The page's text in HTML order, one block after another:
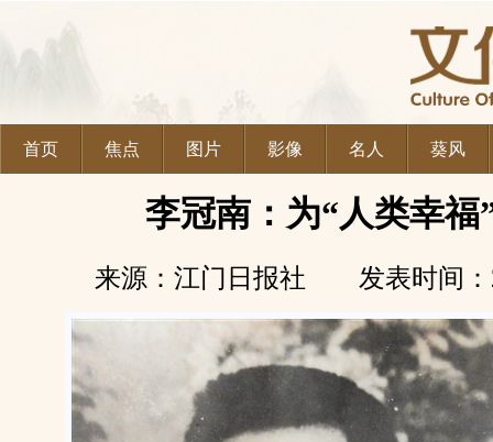
首页 焦点 图片 影像 名人 葵风
李冠南：为“人类幸福
来源：江门日报社 发表时间：